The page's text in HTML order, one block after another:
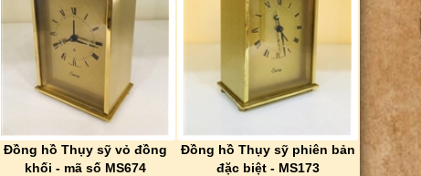
Đồng hồ Thụy sỹ vỏ đồng
khối - mã số MS674
Đồng hồ Thụy sỹ phiên bản
đặc biệt - MS173